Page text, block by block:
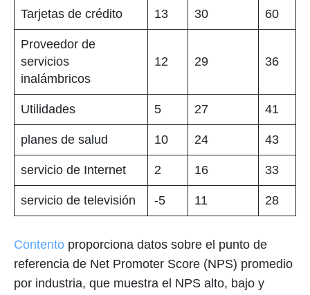
Tarjetas de crédito 13 30 60
Proveedor de
servicios
inalámbricos
12 29 36
Utilidades 5 27 41
planes de salud 10 24 43
servicio de Internet 2 16 33
servicio de televisión -5 11 28
Contento proporciona datos sobre el punto de
referencia de Net Promoter Score (NPS) promedio
por industria, que muestra el NPS alto, bajo y